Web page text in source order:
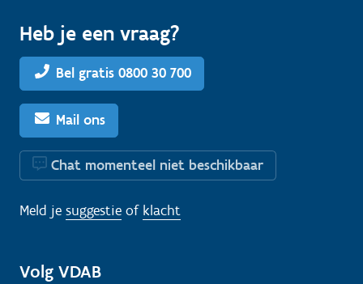
Heb je een vraag?
Bel gratis 0800 30 700
Mail ons
Chat momenteel niet beschikbaar
Meld je suggestie of klacht
Volg VDAB